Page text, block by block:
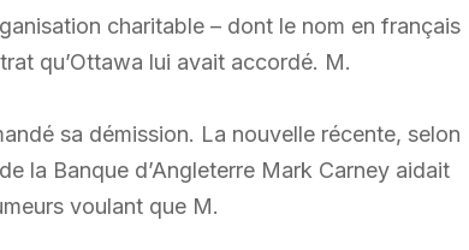
charitable – dont le nom en français
qu’Ottawa lui avait accordé. M.
sa démission. La nouvelle récente, selon
la Banque d’Angleterre Mark Carney aidait
voulant que M.